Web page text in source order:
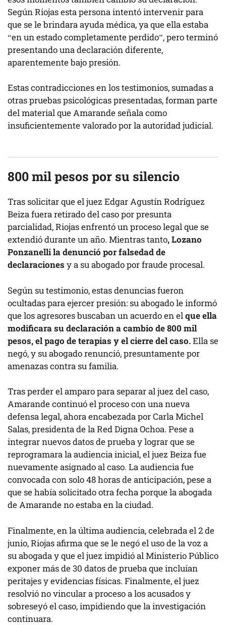
Según Riojas esta persona intentó intervenir para
que se le brindara ayuda médica, ya que ella estaba
“en un estado completamente perdido”, pero terminó
presentando una declaración diferente,
aparentemente bajo presión.
Estas contradicciones en los testimonios, sumadas a
otras pruebas psicológicas presentadas, forman parte
del material que Amarande señala como
insuficientemente valorado por la autoridad judicial.
800 mil pesos por su silencio
Tras solicitar que el juez Edgar Agustín Rodríguez
Beiza fuera retirado del caso por presunta
parcialidad, Riojas enfrentó un proceso legal que se
extendió durante un año. Mientras tanto, Lozano
Ponzanelli la denunció por falsedad de
declaraciones y a su abogado por fraude procesal.
Según su testimonio, estas denuncias fueron
ocultadas para ejercer presión: su abogado le informó
que los agresores buscaban un acuerdo en elque ella
modificara su declaración a cambio de 800 mil
pesos, el pago de terapias y el cierre del caso.Ella se
negó, y su abogado renunció, presuntamente por
amenazas contra su familia.
Tras perder el amparo para separar al juez del caso,
Amarande continuó el proceso con una nueva
defensa legal, ahora encabezada por Carla Michel
Salas, presidenta de la Red Digna Ochoa. Pese a
integrar nuevos datos de prueba y lograr que se
reprogramara la audiencia inicial, el juez Beiza fue
nuevamente asignado al caso. La audiencia fue
convocada con solo 48 horas de anticipación, pese a
que se había solicitado otra fecha porque la abogada
de Amarande no estaba en la ciudad.
Finalmente, en la última audiencia, celebrada el 2 de
junio, Riojas afirma que se le negó el uso de la voz a
su abogada y que el juez impidió al Ministerio Público
exponer más de 30 datos de prueba que incluían
peritajes y evidencias físicas. Finalmente, el juez
resolvió no vincular a proceso a los acusados y
sobreseyó el caso, impidiendo que la investigación
continuara.